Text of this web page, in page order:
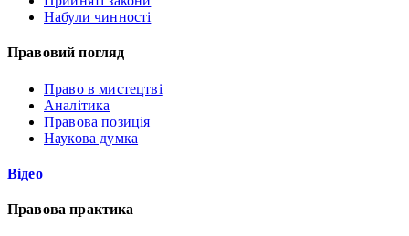
Набули чинності
Правовий погляд
Право в мистецтві
Аналітика
Правова позиція
Наукова думка
Відео
Правова практика